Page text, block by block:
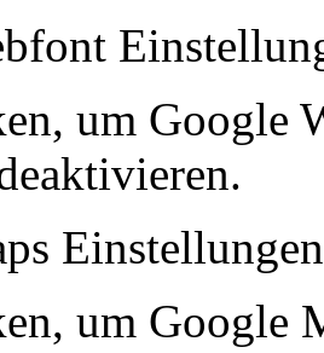
um Google
um Google